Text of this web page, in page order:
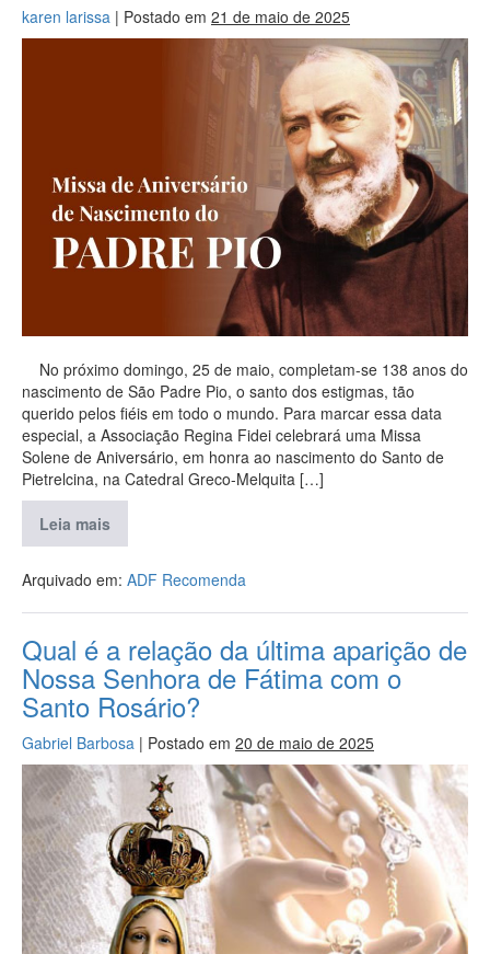
karen larissa | Postado em 21 de maio de 2025
No próximo domingo, 25 de maio, completam-se 138 anos do
nascimento de São Padre Pio, o santo dos estigmas, tão
querido pelos fiéis em todo o mundo. Para marcar essa data
especial, a Associação Regina Fidei celebrará uma Missa
Solene de Aniversário, em honra ao nascimento do Santo de
Pietrelcina, na Catedral Greco-Melquita […]
Leia mais
Arquivado em: ADF Recomenda
Qual é a relação da última aparição de
Nossa Senhora de Fátima com o
Santo Rosário?
Gabriel Barbosa | Postado em 20 de maio de 2025